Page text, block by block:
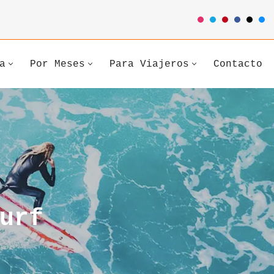
Por Meses Para Viajeros Contacto